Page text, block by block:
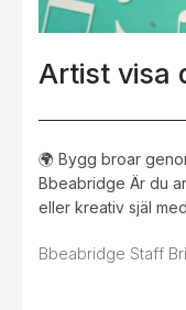
Artist visa
🌍 Bygg broar
Bbeabridge Är du
eller kreativ själ
Bbeabridge Staff